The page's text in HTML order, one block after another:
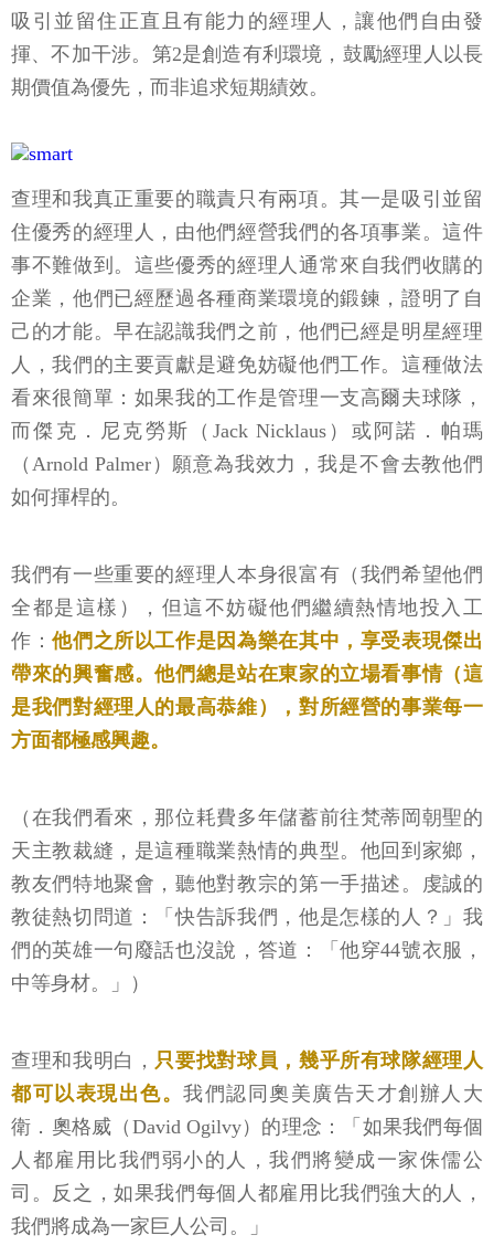
吸引並留住正直且有能力的經理人，讓他們自由發
揮、不加干涉。第2是創造有利環境，鼓勵經理人以長
期價值為優先，而非追求短期績效。
查理和我真正重要的職責只有兩項。其一是吸引並留
住優秀的經理人，由他們經營我們的各項事業。這件
事不難做到。這些優秀的經理人通常來自我們收購的
企業，他們已經歷過各種商業環境的鍛鍊，證明了自
己的才能。早在認識我們之前，他們已經是明星經理
人，我們的主要貢獻是避免妨礙他們工作。這種做法
看來很簡單：如果我的工作是管理一支高爾夫球隊，
而傑克．尼克勞斯（Jack Nicklaus）或阿諾．帕瑪
（Arnold Palmer）願意為我效力，我是不會去教他們
如何揮桿的。
我們有一些重要的經理人本身很富有（我們希望他們
全都是這樣），但這不妨礙他們繼續熱情地投入工
作：他們之所以工作是因為樂在其中，享受表現傑出
帶來的興奮感。他們總是站在東家的立場看事情（這
是我們對經理人的最高恭維），對所經營的事業每一
方面都極感興趣。
（在我們看來，那位耗費多年儲蓄前往梵蒂岡朝聖的
天主教裁縫，是這種職業熱情的典型。他回到家鄉，
教友們特地聚會，聽他對教宗的第一手描述。虔誠的
教徒熱切問道：「快告訴我們，他是怎樣的人？」我
們的英雄一句廢話也沒說，答道：「他穿44號衣服，
中等身材。」）
查理和我明白， 只要找對球員，幾乎所有球隊經理人
都可以表現出色。我們認同奧美廣告天才創辦人大
衛．奧格威（David Ogilvy）的理念：「如果我們每個
人都雇用比我們弱小的人，我們將變成一家侏儒公
司。反之，如果我們每個人都雇用比我們強大的人，
我們將成為一家巨人公司。」